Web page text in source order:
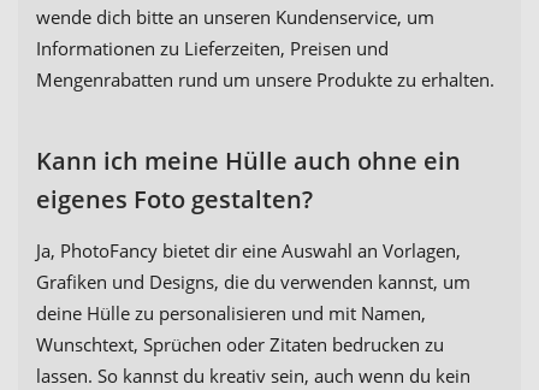
wende dich bitte an unseren Kundenservice, um
Informationen zu Lieferzeiten, Preisen und
Mengenrabatten rund um unsere Produkte zu erhalten.
Kann ich meine Hülle auch ohne ein
eigenes Foto gestalten?
Ja, PhotoFancy bietet dir eine Auswahl an Vorlagen,
Grafiken und Designs, die du verwenden kannst, um
deine Hülle zu personalisieren und mit Namen,
Wunschtext, Sprüchen oder Zitaten bedrucken zu
lassen. So kannst du kreativ sein, auch wenn du kein